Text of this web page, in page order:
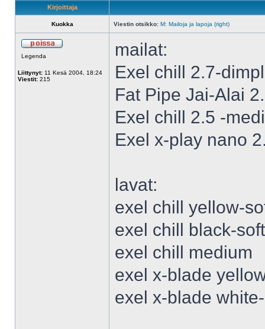
Kirjoittaja
Kuokka Viestin otsikko: M: Mailoja ja lapoja (right)
Legenda
Liittynyt: 11 Kesä 2004, 18:24
Viestit: 215
mailat:
Exel chill 2.7-
Fat Pipe Jai-Alai
Exel chill 2.5 -
Exel x-play nano
lavat:
exel chill yellow-
exel chill black-soft
exel chill medium
exel x-blade
exel x-blade